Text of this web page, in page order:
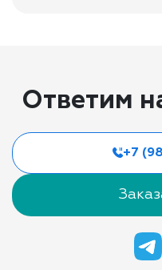
Ответим
+7